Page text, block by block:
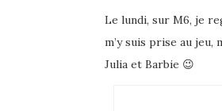
Le lundi, sur M6, je
m’y suis prise au jeu,
Julia et Barbie 😉